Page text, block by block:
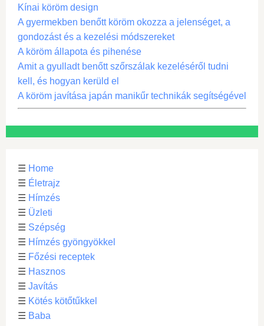
Kínai köröm design
A gyermekben benőtt köröm okozza a jelenséget, a
gondozást és a kezelési módszereket
A köröm állapota és pihenése
Amit a gyulladt benőtt szőrszálak kezeléséről tudni
kell, és hogyan kerüld el
A köröm javítása japán manikűr technikák segítségével
☰ Home
☰ Életrajz
☰ Hímzés
☰ Üzleti
☰ Szépség
☰ Hímzés gyöngyökkel
☰ Főzési receptek
☰ Hasznos
☰ Javítás
☰ Kötés kötőtűkkel
☰ Baba